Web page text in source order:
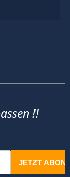
!!